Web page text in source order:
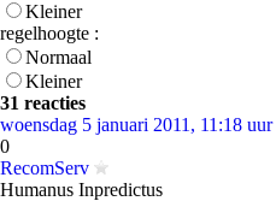
Kleiner
regelhoogte :
Normaal
Kleiner
31 reacties
woensdag 5 januari 2011, 11:18 uur
0
RecomServ
Humanus Inpredictus